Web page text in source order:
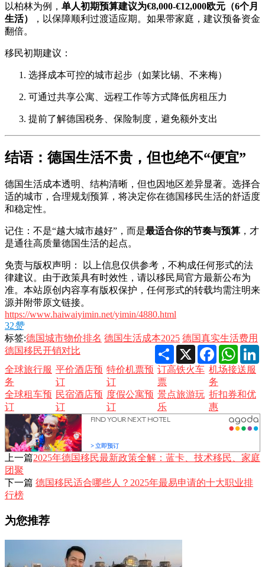
以柏林为例， 单人初期预算建议为€8,000-€12,000欧元（6个月
生活）
，以保障顺利过渡适应期。如果带家庭，建议预备资金
翻倍。
移民初期建议：
选择成本可控的城市起步（如莱比锡、不来梅）
可通过共享公寓、远程工作等方式降低房租压力
提前了解德国税务、保险制度，避免额外支出
结语：德国生活不贵，但也绝不“便宜”
德国生活成本透明、结构清晰，但也因地区差异显著。选择合
适的城市，合理规划预算，将决定你在德国移民生活的舒适度
和稳定性。
记住：不是“越大城市越好”，而是最适合你的节奏与预算 ，才
是通往高质量德国生活的起点。
免责与版权声明： 以上信息仅供参考，不构成任何形式的法
律建议。由于政策具有时效性，请以移民局官方最新公布为
准。本站原创内容享有版权保护，任何形式的转载均需注明来
源并附带原文链接。
https://www.haiwaiyimin.net/yimin/4880.html
32赞
标签:德国城市物价排名 德国生活成本2025 德国真实生活费用
德国移民开销对比
Share X Facebook
全球旅行服
务
平价酒店预
订
特价机票预
订
订高铁火车
票
机场接送服
务
全球租车预
订
民宿酒店预
订
度假公寓预
订
景点旅游玩
乐
折扣券和优
惠
上一篇2025年德国移民最新政策全解：蓝卡、技术移民、家庭
团聚
下一篇 德国移民适合哪些人？2025年最易申请的十大职业排
行榜
为您推荐